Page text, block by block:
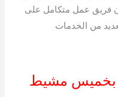
فريق عمل متكامل على
من الخدمات
بخميس مشيط